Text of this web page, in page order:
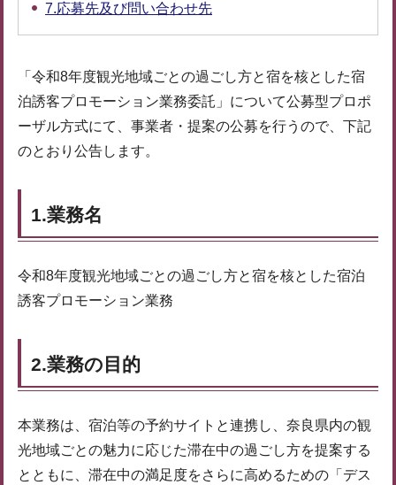
7.応募先及び問い合わせ先
「令和8年度観光地域ごとの過ごし方と宿を核とした宿
泊誘客プロモーション業務委託」について公募型プロポ
ーザル方式にて、事業者・提案の公募を行うので、下記
のとおり公告します。
1.業務名
令和8年度観光地域ごとの過ごし方と宿を核とした宿泊
誘客プロモーション業務
2.業務の目的
本業務は、宿泊等の予約サイトと連携し、奈良県内の観
光地域ごとの魅力に応じた滞在中の過ごし方を提案する
とともに、滞在中の満足度をさらに高めるための「デス